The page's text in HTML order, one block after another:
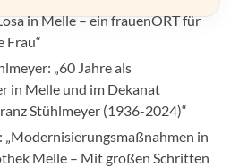
in Melle – ein frauenORT für
Frau“
„60 Jahre als
in Melle und im Dekanat
Stühlmeyer (1936-2024)“
„Modernisierungsmaßnahmen in
Melle – Mit großen Schritten